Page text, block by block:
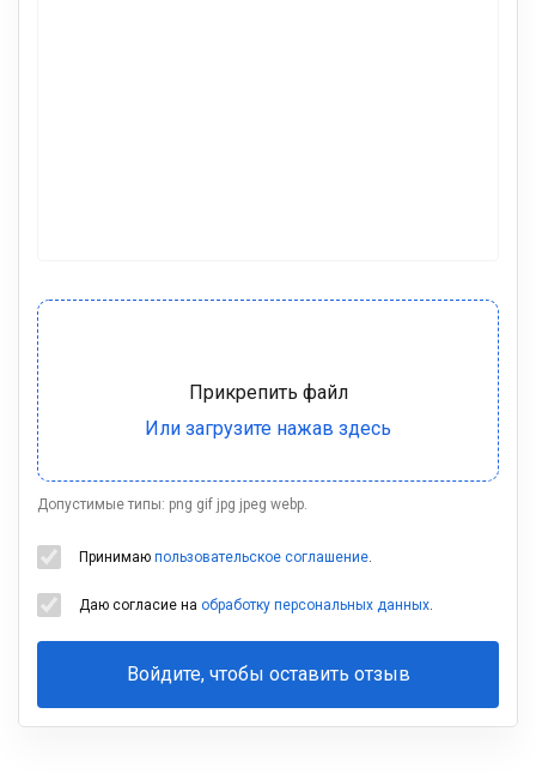
Допустимые типы: png gif jpg jpeg webp.
Принимаю пользовательское соглашение.
Даю согласие на обработку персональных данных.
Войдите, чтобы оставить отзыв
Ваша